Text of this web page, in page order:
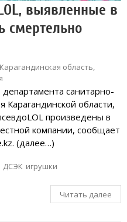
выявленные в
смертельно
Карагандинская область,
санитарно-
Карагандинской области,
произведены в
компании, сообщает
(далее…)
ДСЭК игрушки
Читать далее